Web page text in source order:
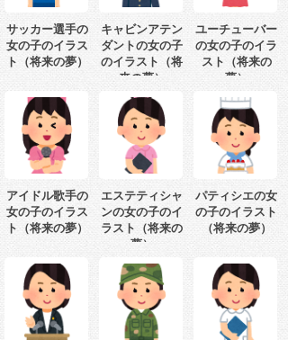
サッカー選手の
女の子のイラス
ト（将来の夢）
キャビンアテン
ダントの女の子
のイラスト（将
来の夢）
ユーチューバー
の女の子のイラ
スト（将来の
夢）
アイドル歌手の
女の子のイラス
ト（将来の夢）
エステティシャ
ンの女の子のイ
ラスト（将来の
夢）
パティシエの女
の子のイラスト
（将来の夢）